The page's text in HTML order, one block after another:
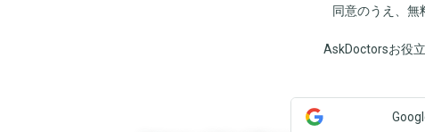
同意のうえ、無
AskDoctorsお役